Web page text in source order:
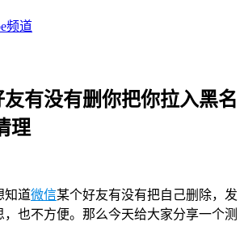
频道
有没有删你把你拉入黑名
理
知道微信某个好友有没有把自己删除，发
也不方便。那么今天给大家分享一个测